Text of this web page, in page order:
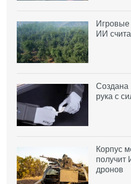
Игровые
ИИ
Создана
рука с
Корпус
получит
дронов